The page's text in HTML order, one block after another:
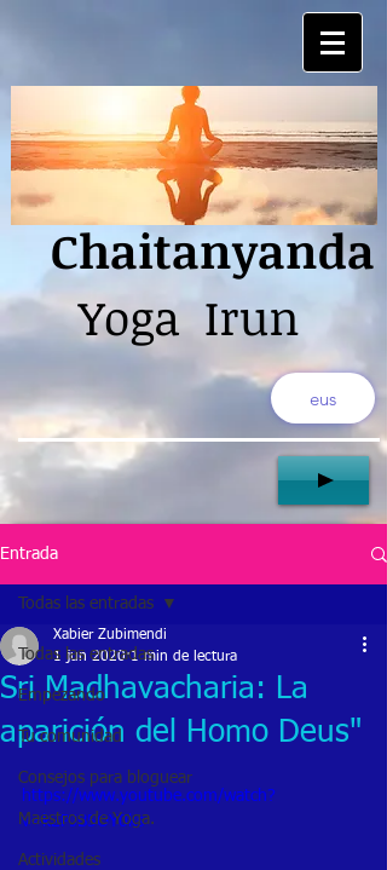
Chaitanyanda
Yoga Irun
eus
Entrada
Todas las entradas
Empezando
Tu comunidad
Consejos para bloguear
Maestros de Yoga.
Actividades
Todas las entradas
Sri Madhavacharia: La
aparición del Homo Deus"
Xabier Zubimendi
1 jun 2020 1 min de lectura
https://www.youtube.com/watch?
v=k2PJB5OY0ks